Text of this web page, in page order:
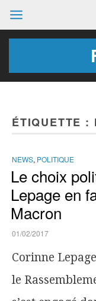
ÉTIQUETTE :
NEWS, POLITIQUE
Le choix
Lepage en
Macron
01/02/2017
Corinne
le